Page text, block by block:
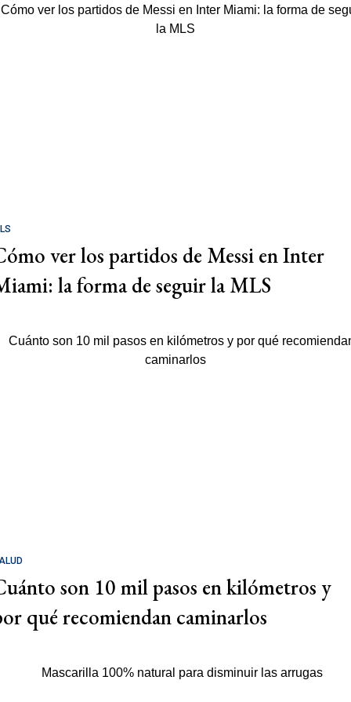
ver los partidos de Messi en Inter
la forma de seguir la MLS
son 10 mil pasos en kilómetros y
qué recomiendan caminarlos